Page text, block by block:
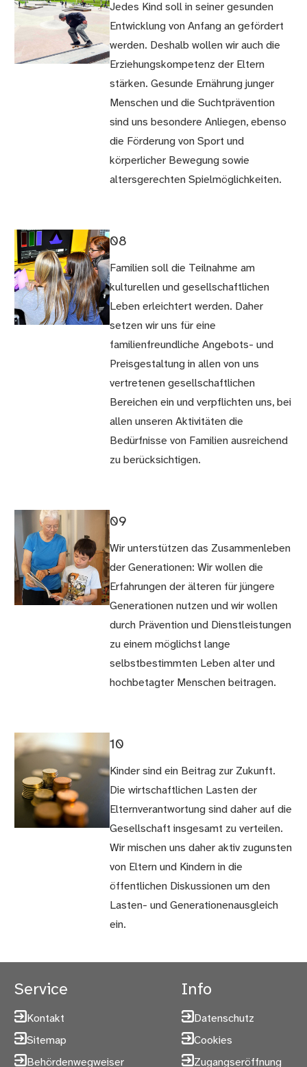
Jedes Kind soll in seiner gesunden
Entwicklung von Anfang an gefördert
werden. Deshalb wollen wir auch die
Erziehungskompetenz der Eltern
stärken. Gesunde Ernährung junger
Menschen und die Suchtprävention
sind uns besondere Anliegen, ebenso
die Förderung von Sport und
körperlicher Bewegung sowie
altersgerechten Spielmöglichkeiten.
08
Familien soll die Teilnahme am
kulturellen und gesellschaftlichen
Leben erleichtert werden. Daher
setzen wir uns für eine
familienfreundliche Angebots- und
Preisgestaltung in allen von uns
vertretenen gesellschaftlichen
Bereichen ein und verpflichten uns, bei
allen unseren Aktivitäten die
Bedürfnisse von Familien ausreichend
zu berücksichtigen.
09
Wir unterstützen das Zusammenleben
der Generationen: Wir wollen die
Erfahrungen der älteren für jüngere
Generationen nutzen und wir wollen
durch Prävention und Dienstleistungen
zu einem möglichst lange
selbstbestimmten Leben alter und
hochbetagter Menschen beitragen.
10
Kinder sind ein Beitrag zur Zukunft.
Die wirtschaftlichen Lasten der
Elternverantwortung sind daher auf die
Gesellschaft insgesamt zu verteilen.
Wir mischen uns daher aktiv zugunsten
von Eltern und Kindern in die
öffentlichen Diskussionen um den
Lasten- und Generationenausgleich
ein.
Service
Kontakt
Sitemap
Behördenwegweiser
Info
Datenschutz
Cookies
Zugangseröffnung